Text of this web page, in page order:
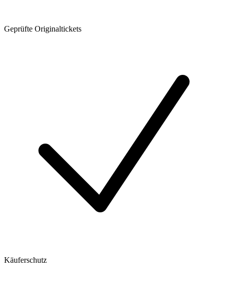
Geprüfte Originaltickets
Käuferschutz